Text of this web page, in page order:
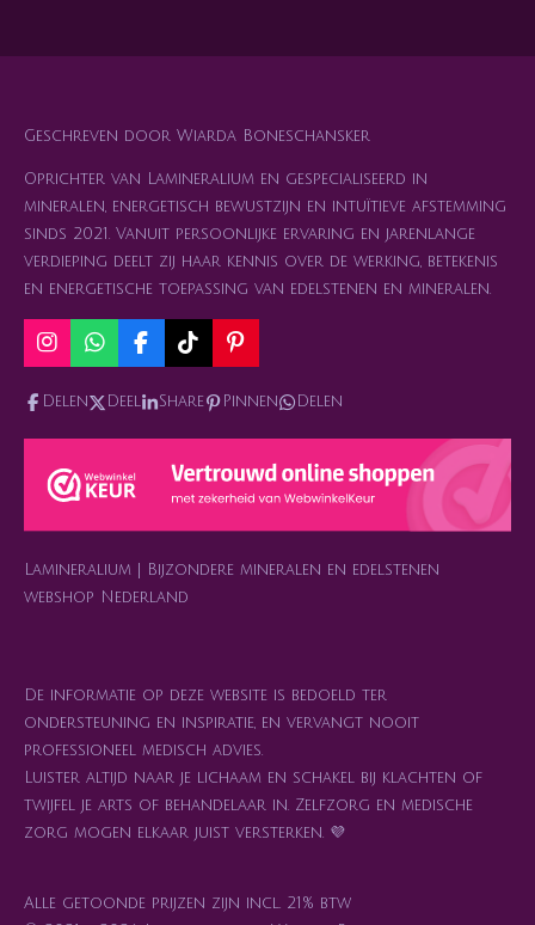
Geschreven door Wiarda Boneschansker
Oprichter van Lamineralium en gespecialiseerd in
mineralen, energetisch bewustzijn en intuïtieve afstemming
sinds 2021. Vanuit persoonlijke ervaring en jarenlange
verdieping deelt zij haar kennis over de werking, betekenis
en energetische toepassing van edelstenen en mineralen.
I
n
s
a
r
a
W
h
a
t
s
p
p
F
a
c
e
b
T
i
k
o
P
i
n
e
e
s
Delen Deel Share Pinnen Delen
Lamineralium | Bijzondere mineralen en edelstenen
webshop Nederland
De informatie op deze website is bedoeld ter
ondersteuning en inspiratie, en vervangt nooit
professioneel medisch advies.
Luister altijd naar je lichaam en schakel bij klachten of
twijfel je arts of behandelaar in. Zelfzorg en medische
zorg mogen elkaar juist versterken. 💜
Alle getoonde prijzen zijn incl. 21% btw